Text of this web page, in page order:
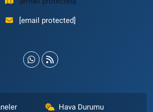
[email protected]
Hava Durumu